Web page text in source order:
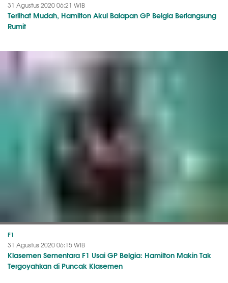
31 Agustus 2020 06:21 WIB
Terlihat Mudah, Hamilton Akui Balapan GP Belgia Berlangsung
Rumit
F1
31 Agustus 2020 06:15 WIB
Klasemen Sementara F1 Usai GP Belgia: Hamilton Makin Tak
Tergoyahkan di Puncak Klasemen